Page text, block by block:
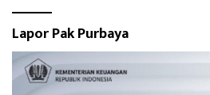
Lapor Pak Purbaya